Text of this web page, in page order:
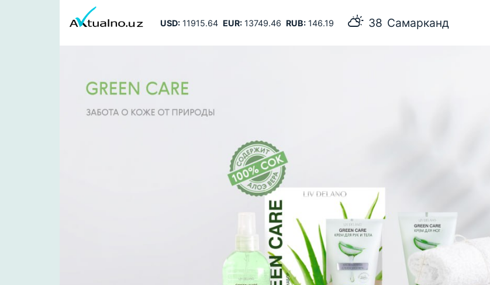
USD:11915.64 EUR:13749.46 RUB:146.19 38 Самарканд